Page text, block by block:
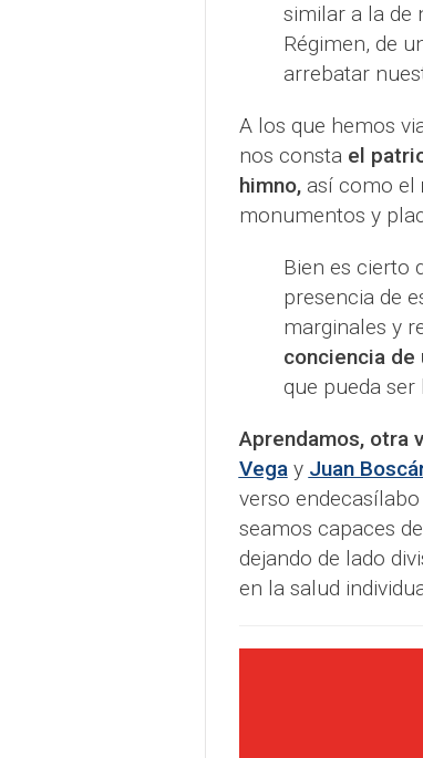
similar a la de
Régimen, de
arrebatar
A los que hemos
nos consta el
himno, así como el
monumentos y
Bien es cierto
presencia de
marginales y
conciencia de
que pueda
Aprendamos, otra
Vegay Juan
verso
seamos capaces de
dejando de lado
en la salud